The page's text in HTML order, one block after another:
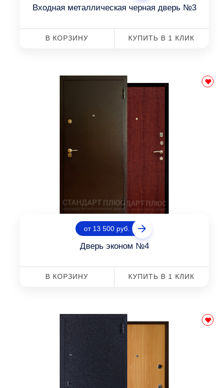
Входная металлическая черная дверь №3
В КОРЗИНУ КУПИТЬ В 1 КЛИК
от 13 500 руб.
Дверь эконом №4
В КОРЗИНУ КУПИТЬ В 1 КЛИК